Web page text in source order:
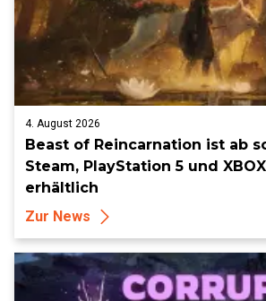
4. August 2026
Beast of Reincarnation ist ab
Steam, PlayStation 5 und
erhältlich
Zur News